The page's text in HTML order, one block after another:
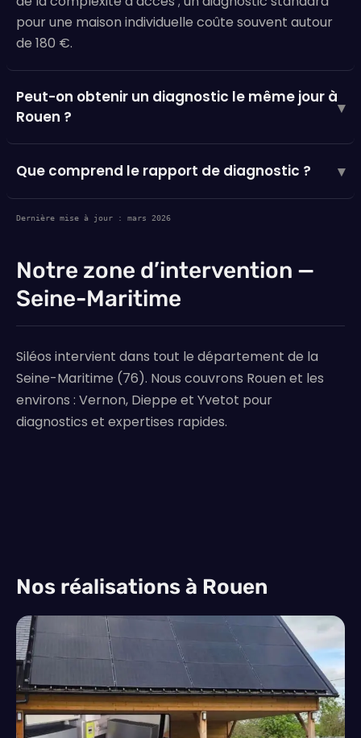
pour une maison individuelle coûte souvent autour
de 180 €.
Peut-on obtenir un diagnostic le même jour à
Rouen ?
▾
Que comprend le rapport de diagnostic ? ▾
Dernière mise à jour : mars 2026
Notre zone d’intervention —
Seine-Maritime
Siléos intervient dans tout le département de la
Seine-Maritime (76). Nous couvrons Rouen et les
environs : Vernon, Dieppe et Yvetot pour
diagnostics et expertises rapides.
Nos réalisations à Rouen